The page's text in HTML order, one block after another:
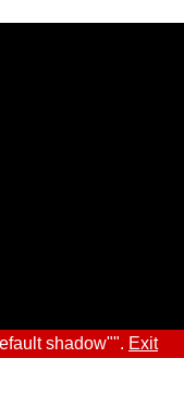
shadow"". Exit